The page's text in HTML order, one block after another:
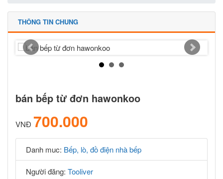
THÔNG TIN CHUNG
bán bếp từ đơn hawonkoo
VNĐ 700.000
Danh muc: Bếp, lò, đồ điện nhà bếp
Người đăng: Tooliver